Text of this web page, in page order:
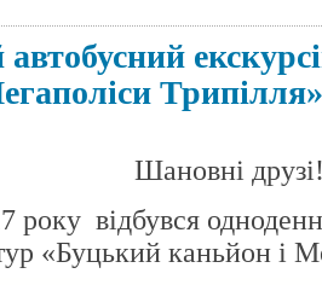
Трипілля»
Шановні
відбувся
«Буцький каньйон і